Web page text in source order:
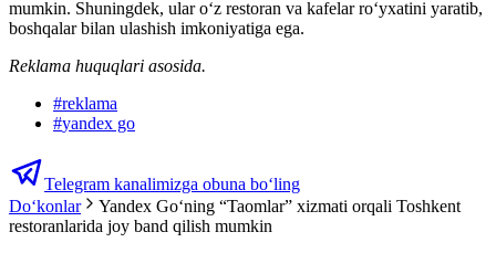
mumkin. Shuningdek, ular o‘z restoran va kafelar ro‘yxatini yaratib,
boshqalar bilan ulashish imkoniyatiga ega.
Reklama huquqlari asosida.
#reklama
#yandex go
Telegram kanalimizga obuna bo‘ling
Do‘konlar
Yandex Goʻning “Taomlar” xizmati orqali Toshkent
restoranlarida joy band qilish mumkin